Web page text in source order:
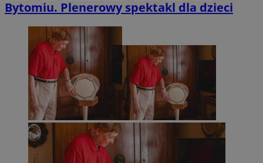
Bytomiu. Plenerowy spektakl dla dzieci